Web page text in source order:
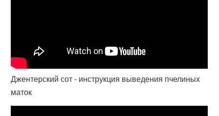
Джентерский сот - инструкция выведения пчелиных
маток